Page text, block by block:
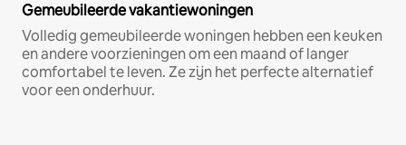
Gemeubileerde vakantiewoningen
Volledig gemeubileerde woningen hebben een keuken
en andere voorzieningen om een maand of langer
comfortabel te leven. Ze zijn het perfecte alternatief
voor een onderhuur.